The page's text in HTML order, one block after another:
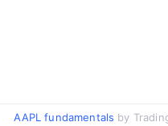
AAPL fundamentals by